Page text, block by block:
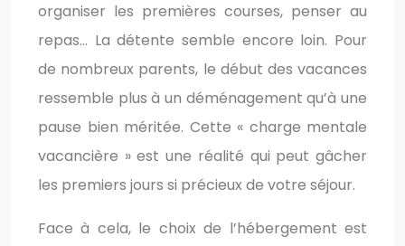
organiser les premières courses, penser au
repas… La détente semble encore loin. Pour
de nombreux parents, le début des vacances
ressemble plus à un déménagement qu’à une
pause bien méritée. Cette « charge mentale
vacancière » est une réalité qui peut gâcher
les premiers jours si précieux de votre séjour.
Face à cela, le choix de l’hébergement est